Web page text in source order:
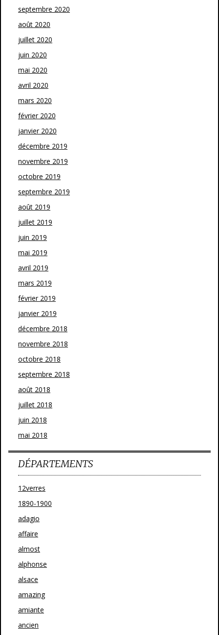
septembre 2020
août 2020
juillet 2020
juin 2020
mai 2020
avril 2020
mars 2020
février 2020
janvier 2020
décembre 2019
novembre 2019
octobre 2019
septembre 2019
août 2019
juillet 2019
juin 2019
mai 2019
avril 2019
mars 2019
février 2019
janvier 2019
décembre 2018
novembre 2018
octobre 2018
septembre 2018
août 2018
juillet 2018
juin 2018
mai 2018
DÉPARTEMENTS
12verres
1890-1900
adagio
affaire
almost
alphonse
alsace
amazing
amiante
ancien